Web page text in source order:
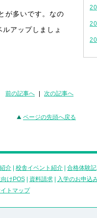
が多いです。なの
ルアップしましょ
前の記事へ 次の記事へ
ページの先頭へ戻る
介 校舎イベント紹介 合格体験記
けPOS| 資料請求|
入学のお申込
トマップ